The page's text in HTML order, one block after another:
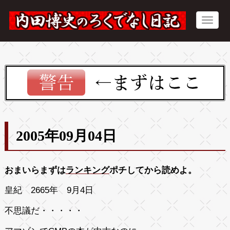
2005年09月04日
おまいらまずはランキングポチしてから読めよ。
皇紀 2665年 9月4日
不思議だ・・・・・